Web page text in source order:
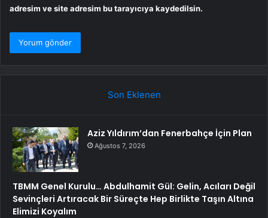
adresim ve site adresim bu tarayıcıya kaydedilsin.
Son Eklenen
Aziz Yıldırım’dan Fenerbahçe İçin Plan
Ağustos 7, 2026
TBMM Genel Kurulu… Abdulhamit Gül: Gelin, Acıları Değil
Sevinçleri Artıracak Bir Süreçte Hep Birlikte Taşın Altına
Elimizi Koyalım